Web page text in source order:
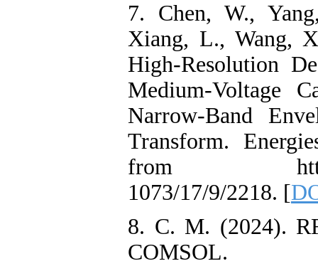
7. Chen, W.,
Xiang, L.,
High-
Medium-
Narrow-
Transform.
from
1073/17/9/
8. C. M.
COMSOL.